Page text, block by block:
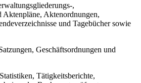
,
Aktenpläne, Aktenordnungen,
und Tagebücher sowie
Geschäftsordnungen und
Tätigkeitsberichte,